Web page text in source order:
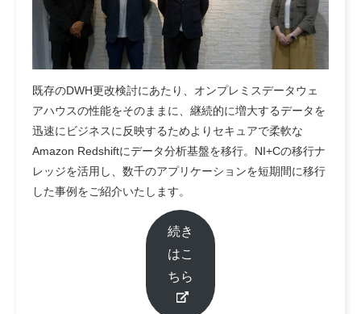
既存のDWH更改検討にあたり、オンプレミスデータウェ
アハウスの性能をそのままに、継続的に増大するデータを
迅速にビジネスに反映するためよりセキュアで柔軟な
Amazon Redshiftにデータ分析基盤を移行。NI+Cの移行ナ
レッジを活用し、数千のアプリケーションを短期間に移行
した事例をご紹介いたします。
続き
はこ
ちら